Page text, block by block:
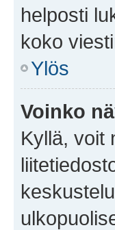
helposti
koko
Ylös
Voinko
Kyllä, voit